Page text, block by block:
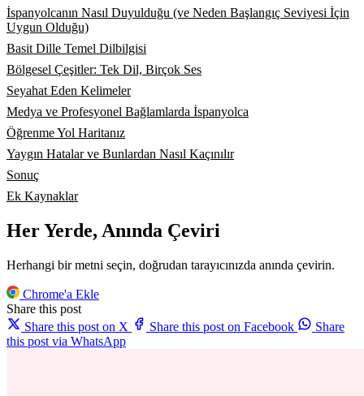
İspanyolcanın Nasıl Duyulduğu (ve Neden Başlangıç ​​Seviyesi İçin
Uygun Olduğu)
Basit Dille Temel Dilbilgisi
Bölgesel Çeşitler: Tek Dil, Birçok Ses
Seyahat Eden Kelimeler
Medya ve Profesyonel Bağlamlarda İspanyolca
Öğrenme Yol Haritanız
Yaygın Hatalar ve Bunlardan Nasıl Kaçınılır
Sonuç
Ek Kaynaklar
Her Yerde, Anında Çeviri
Herhangi bir metni seçin, doğrudan tarayıcınızda anında çevirin.
Chrome'a Ekle
Share this post
Share this post on X
Share this post on Facebook
Share
this post via WhatsApp